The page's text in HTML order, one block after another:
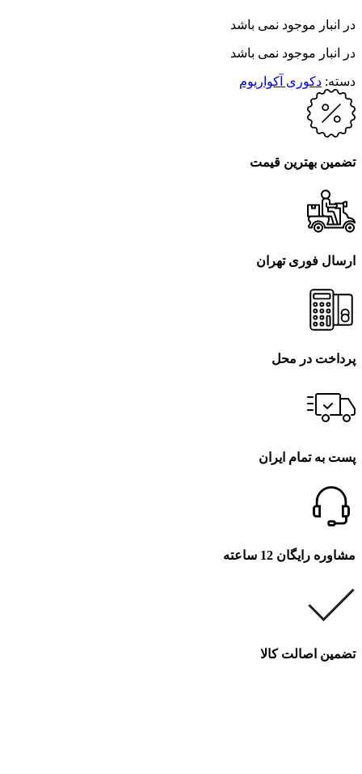
در انبار موجود نمی باشد
در انبار موجود نمی باشد
دسته: دکوری آکواریوم
تضمین بهترین قیمت
ارسال فوری تهران
پرداخت در محل
پست به تمام ایران
مشاوره رایگان 12 ساعته
تضمین اصالت کالا